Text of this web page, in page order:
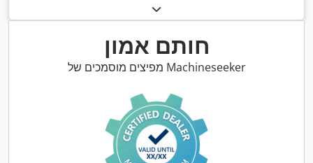
חותם אמון
מפיצים מוסמכים של Machineseeker